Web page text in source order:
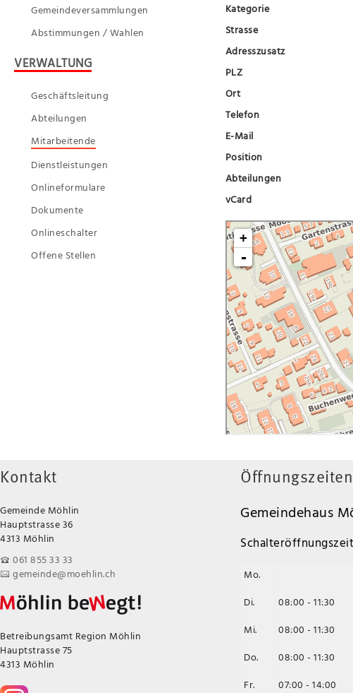
Gemeindeversammlungen
Abstimmungen / Wahlen
VERWALTUNG
Geschäftsleitung
Abteilungen
Mitarbeitende
Dienstleistungen
Onlineformulare
Dokumente
Onlineschalter
Offene Stellen
Kategorie
Strasse
Adresszusatz
PLZ
Ort
Telefon
E-Mail
Position
Abteilungen
vCard
Kontakt
Gemeinde Möhlin
Hauptstrasse 36
4313 Möhlin
061 855 33 33
gemeinde@moehlin.ch
Betreibungsamt Region Möhlin
Hauptstrasse 75
4313 Möhlin
Öffnungszeiten
Gemeindehaus
Mo.
Di.
08:00 - 11:30
Mi.
08:00 - 11:30
Do.
08:00 - 11:30
Fr.
07:00 - 14:00